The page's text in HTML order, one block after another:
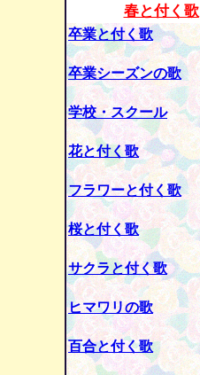
春と付く歌
卒業と付く歌
卒業シーズンの歌
学校・スクール
花と付く歌
フラワーと付く歌
桜と付く歌
サクラと付く歌
ヒマワリの歌
百合と付く歌